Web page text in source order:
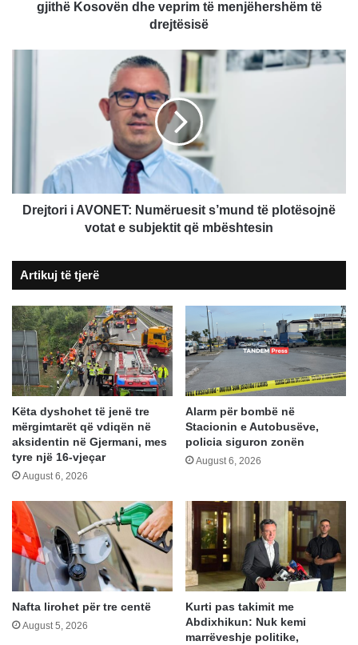
Kosovëngjithë Kosovën dhe veprim të menjëhershëm të
drejtësisë
e
subjektit
Drejtori i AVONET: Numëruesit s’mund të plotësojnë
votat e subjektit që mbështesin
Artikuj të tjerë
Këta dyshohet të jenë tre
mërgimtarët që vdiqën në
aksidentin në Gjermani, mes
tyre një 16-vjeçar
August 6, 2026
Alarm për bombë në
Stacionin e Autobusëve,
policia siguron zonën
August 6, 2026
Nafta lirohet për tre centë
August 5, 2026
Kurti pas takimit me
Abdixhikun: Nuk kemi
marrëveshje politike,